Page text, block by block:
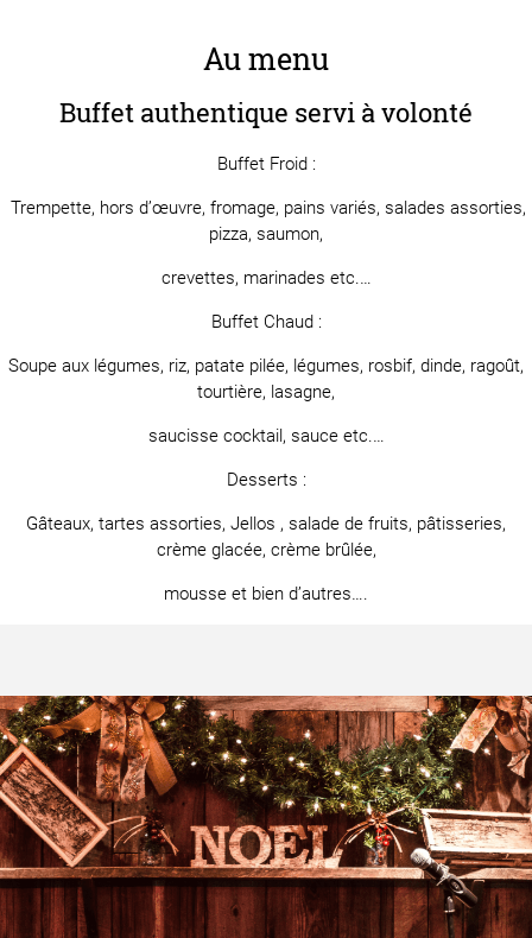
Au menu
Buffet authentique servi à volonté
Buffet Froid :
Trempette, hors d’œuvre, fromage, pains variés, salades assorties,
pizza, saumon,
crevettes, marinades etc.…
Buffet Chaud :
Soupe aux légumes, riz, patate pilée, légumes, rosbif, dinde, ragoût,
tourtière, lasagne,
saucisse cocktail, sauce etc.…
Desserts :
Gâteaux, tartes assorties, Jellos , salade de fruits, pâtisseries,
crème glacée, crème brûlée,
mousse et bien d’autres….